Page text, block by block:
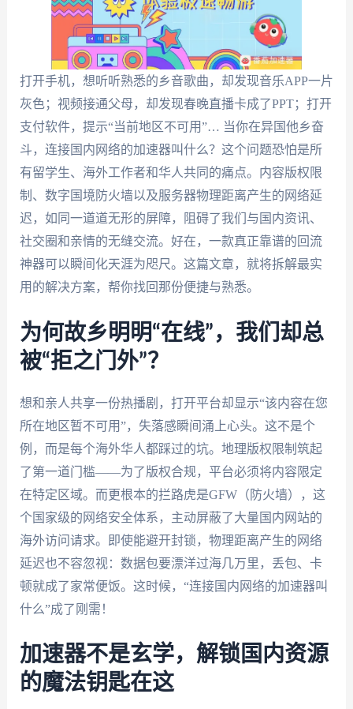
打开手机，想听听熟悉的乡音歌曲，却发现音乐APP一片
灰色；视频接通父母，却发现春晚直播卡成了PPT；打开
支付软件，提示“当前地区不可用”… 当你在异国他乡奋
斗，连接国内网络的加速器叫什么？这个问题恐怕是所
有留学生、海外工作者和华人共同的痛点。内容版权限
制、数字国境防火墙以及服务器物理距离产生的网络延
迟，如同一道道无形的屏障，阻碍了我们与国内资讯、
社交圈和亲情的无缝交流。好在，一款真正靠谱的回流
神器可以瞬间化天涯为咫尺。这篇文章，就将拆解最实
用的解决方案，帮你找回那份便捷与熟悉。
为何故乡明明“在线”，我们却总
被“拒之门外”？
想和亲人共享一份热播剧，打开平台却显示“该内容在您
所在地区暂不可用”，失落感瞬间涌上心头。这不是个
例，而是每个海外华人都踩过的坑。地理版权限制筑起
了第一道门槛——为了版权合规，平台必须将内容限定
在特定区域。而更根本的拦路虎是GFW（防火墙），这
个国家级的网络安全体系，主动屏蔽了大量国内网站的
海外访问请求。即使能避开封锁，物理距离产生的网络
延迟也不容忽视：数据包要漂洋过海几万里，丢包、卡
顿就成了家常便饭。这时候，“连接国内网络的加速器叫
什么”成了刚需！
加速器不是玄学，解锁国内资源
的魔法钥匙在这